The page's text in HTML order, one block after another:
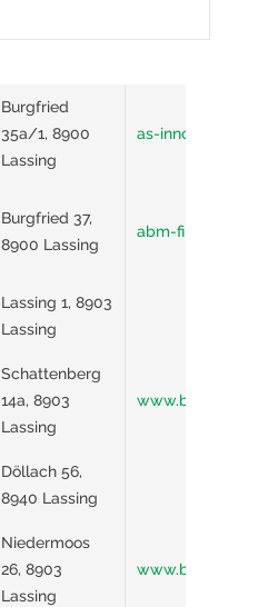
Burgfried
35a/1, 8900
Lassing
as-innovation.at/
Burgfried 37,
8900 Lassing
abm-fire-
Lassing 1, 8903
Lassing
Schattenberg
14a, 8903
Lassing
Döllach 56,
8940 Lassing
Niedermoos
26, 8903
Lassing